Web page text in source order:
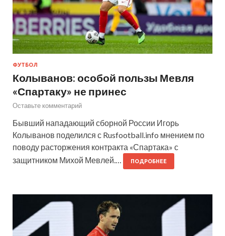
ФУТБОЛ
Колыванов: особой пользы Мевля
«Спартаку» не принес
Оставьте комментарий
Бывший нападающий сборной России Игорь
Колыванов поделился с Rusfootball.info мнением по
поводу расторжения контракта «Спартака» с
защитником Михой Мевлей.…
ПОДРОБНЕЕ